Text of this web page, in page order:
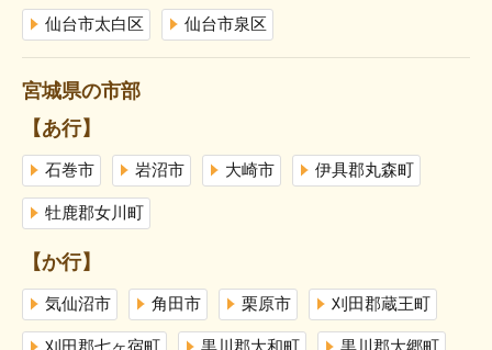
仙台市太白区 仙台市泉区
宮城県の市部
【あ行】
石巻市 岩沼市 大崎市 伊具郡丸森町
牡鹿郡女川町
【か行】
気仙沼市 角田市 栗原市 刈田郡蔵王町